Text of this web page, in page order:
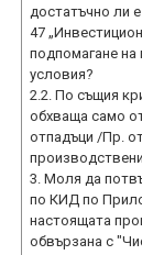
достатъчно ли
47
подпомагане на
условия?
2.2. По същия
обхваща само
отпадъци /Пр.
3. Моля да
по КИД по
настоящата
обвързана с